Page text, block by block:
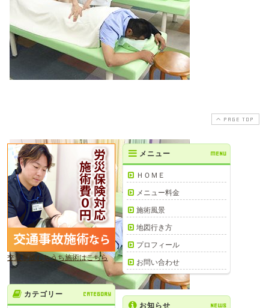
PAGE TOP
交通事故むちうち施術はこちら
メニュー MENU
ＨＯＭＥ
メニュー料金
施術風景
地図行き方
プロフィール
お問い合わせ
カテゴリー CATEGORY
お知らせ NEWS